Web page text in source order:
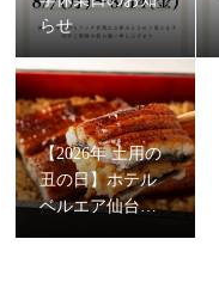
らせ
【2026年 土用の
丑の日】ホテル
ベルエア仙台の